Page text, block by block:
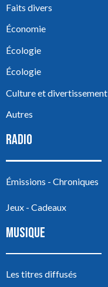
Faits divers
Économie
Écologie
Écologie
Culture et divertissement
Autres
RADIO
Émissions - Chroniques
Jeux - Cadeaux
MUSIQUE
Les titres diffusés